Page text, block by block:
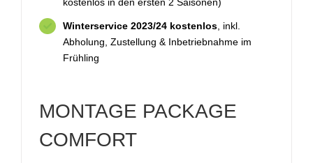
Winterservice 2023/24 kostenlos, inkl.
Abholung, Zustellung & Inbetriebnahme im
Frühling
MONTAGE PACKAGE
COMFORT